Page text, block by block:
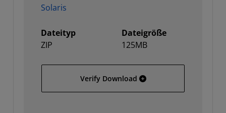
Solaris
Dateityp
ZIP
Dateigröße
125MB
Verify Download Solaris